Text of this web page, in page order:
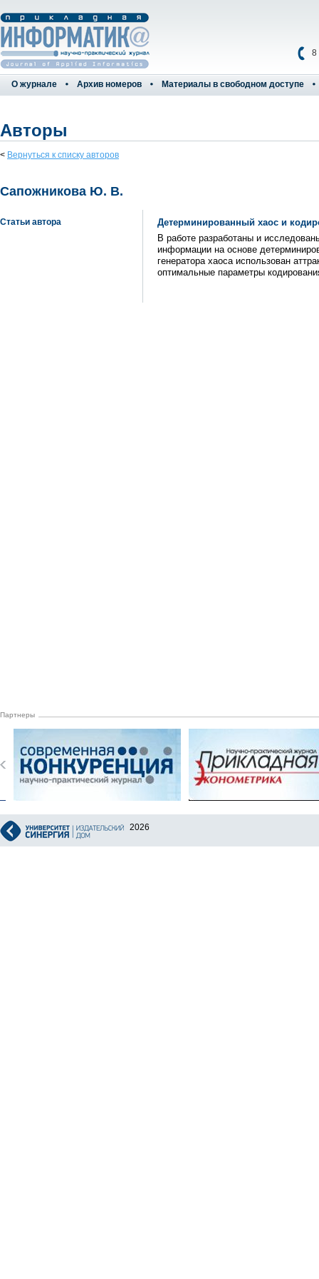
8
О журнале Архив номеров Материалы в свободном доступе
Авторы
< Вернуться к списку авторов
Сапожникова Ю. В.
Статьи автора
Детерминированный хаос и
В работе разработаны и
информации на основе
генератора хаоса использован
оптимальные параметры
Партнеры
2026